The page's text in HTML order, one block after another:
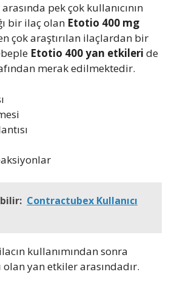
pek çok kullanıcının
bir ilaç olan Etotio 400 mg
çok araştırılan ilaçlardan bir
Etotio 400 yan etkileri de
merak edilmektedir.
Contractubex Kullanıcı
kullanımından sonra
yan etkiler arasındadır.